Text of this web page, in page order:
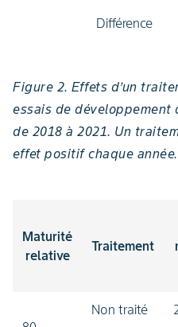
Différence
Figure 2. Effets d’un
essais de développement
de 2018 à 2021. Un
effet positif chaque année.
Maturité
relative
Traitement
Non traité